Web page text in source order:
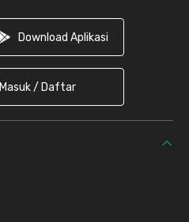
Download Aplikasi
Masuk / Daftar